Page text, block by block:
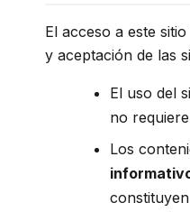
El acceso a este
y aceptación de las
El uso del
no
Los